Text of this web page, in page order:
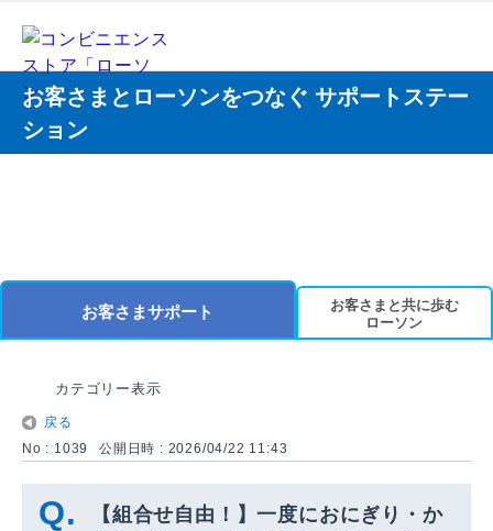
お客さまとローソンをつなぐ サポートステー
ション
お客さまサポート
お客さまと共に歩む
ローソン
カテゴリー表示
戻る
No : 1039
公開日時 : 2026/04/22 11:43
【組合せ自由！】一度におにぎり・か